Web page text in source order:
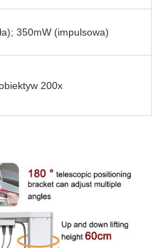
350mW (impulsowa)
200x